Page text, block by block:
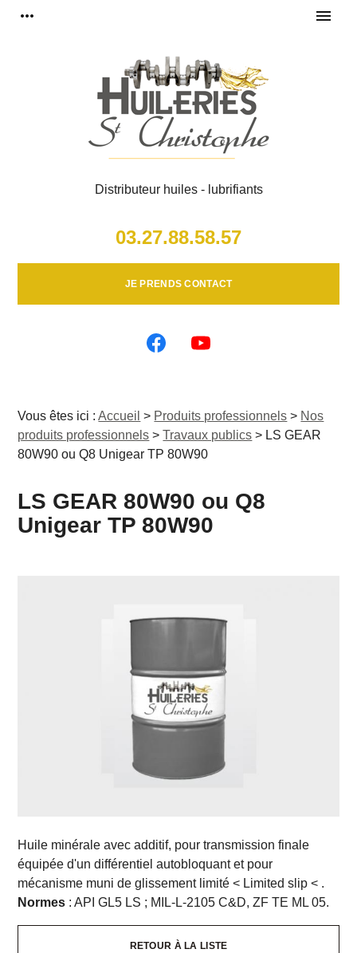
more_horiz menu
Distributeur huiles - lubrifiants
03.27.88.58.57
JE PRENDS CONTACT
Vous êtes ici :Accueil > Produits professionnels > Nos
produits professionnels >Travaux publics > LS GEAR
80W90 ou Q8 Unigear TP 80W90
LS GEAR 80W90 ou Q8
Unigear TP 80W90
Huile minérale avec additif, pour transmission finale
équipée d'un différentiel autobloquant et pour
mécanisme muni de glissement limité < Limited slip < .
Normes : API GL5 LS ; MIL-L-2105 C&D, ZF TE ML 05.
RETOUR À LA LISTE